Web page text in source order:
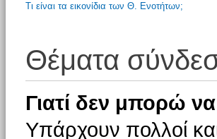
Τι είναι τα εικονίδια των Θ. Ενοτήτων;
Θέματα
Γιατί δεν μπορώ
Υπάρχουν πολλοί